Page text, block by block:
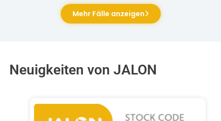
Mehr Fälle anzeigen
Neuigkeiten von JALON